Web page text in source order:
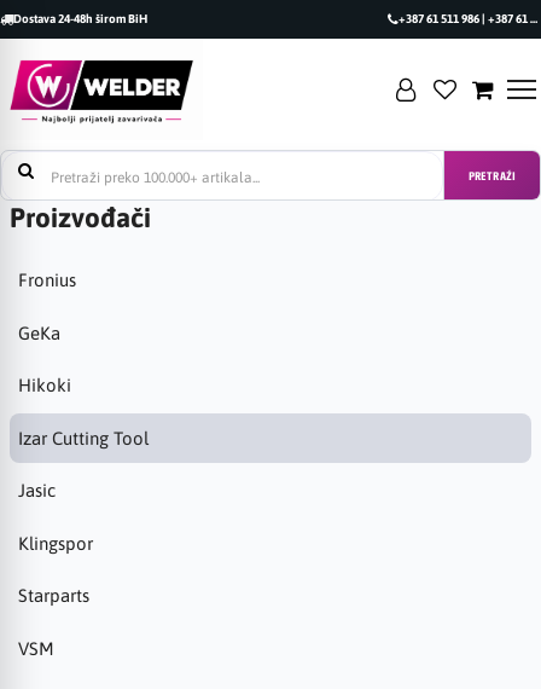
Dostava 24-48h širom BiH +387 61 511 986 | +387 61 493 470
PRETRAŽI
Proizvođači
Fronius
GeKa
Hikoki
Izar Cutting Tool
Jasic
Klingspor
Starparts
VSM